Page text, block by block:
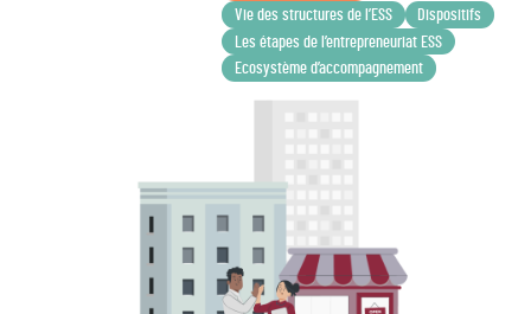
Vie des structures de l’ESS
Dispositifs
Les étapes de l’entrepreneuriat ESS
Ecosystème d’accompagnement